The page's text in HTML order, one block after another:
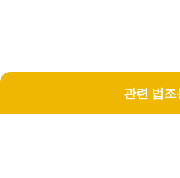
관련 법조